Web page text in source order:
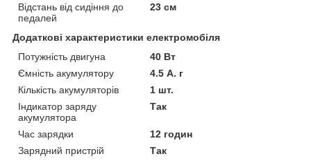
Відстань від сидіння до
педалей
23 см
Додаткові характеристики електромобіля
Потужність двигуна
40 Вт
Ємність акумулятору
4.5 А. г
Кількість акумуляторів
1 шт.
Індикатор заряду
акумулятора
Так
Час зарядки
12 годин
Зарядний пристрій
Так